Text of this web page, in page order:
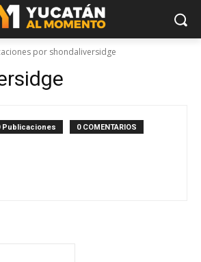
por shondaliversidge
Publicaciones 0 COMENTARIOS